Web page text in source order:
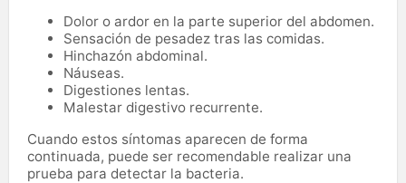
Dolor o ardor en la parte superior del abdomen.
Sensación de pesadez tras las comidas.
Hinchazón abdominal.
Náuseas.
Digestiones lentas.
Malestar digestivo recurrente.
Cuando estos síntomas aparecen de forma
continuada, puede ser recomendable realizar una
prueba para detectar la bacteria.